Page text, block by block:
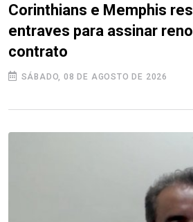
Corinthians e Memphis
entraves para assinar
contrato
SÁBADO, 08 DE AGOSTO DE 2026